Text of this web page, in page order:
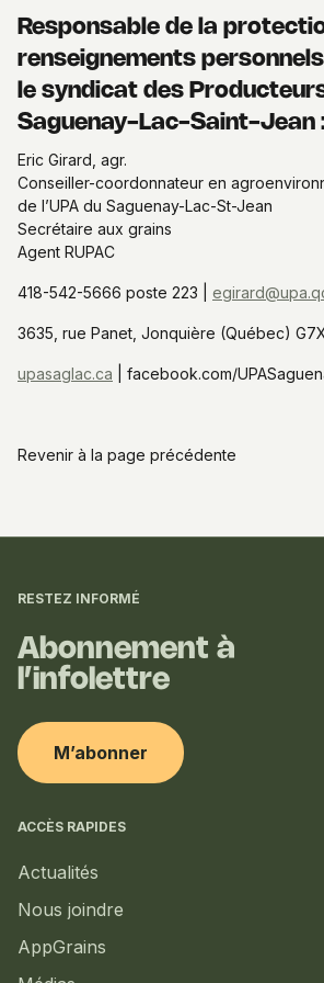
Responsable de la
renseignements
le syndicat des
Saguenay-Lac-Saint-Jean
Eric Girard, agr.
Conseiller-coordonnateur en
de l’UPA du Saguenay-Lac-St-Jean
Secrétaire aux grains
Agent RUPAC
418-542-5666 poste 223 |
3635, rue Panet, Jonquière (Québec)
upasaglac.ca | facebook.com/
Revenir à la page précédente
complémentaires
RESTEZ INFORMÉ
Abonnement à
l’infolettre
M’abonner
ACCÈS RAPIDES
Actualités
Nous joindre
AppGrains